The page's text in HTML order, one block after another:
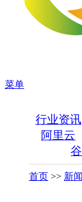
菜单
行业资讯
阿里云
首页 >> 新